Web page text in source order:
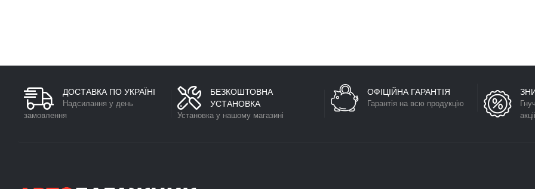
ДОСТАВКА ПО УКРАЇНІ
Надсилання у день
замовлення
БЕЗКОШТОВНА
УСТАНОВКА
Установка у нашому магазині
ОФІЦІЙНА ГАРАНТІЯ
Гарантія на всю продукцію